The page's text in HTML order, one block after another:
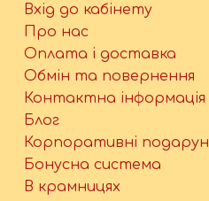
Вхід до кабінету
Про нас
Оплата і доставка
Обмін та повернення
Контактна інформація
Блог
Корпоративні
Бонусна система
В крамницях